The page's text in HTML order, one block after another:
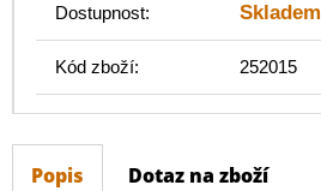
Dostupnost: Skladem
Kód zboží: 252015
Popis Dotaz na zboží